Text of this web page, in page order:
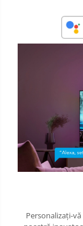
Personalizați-